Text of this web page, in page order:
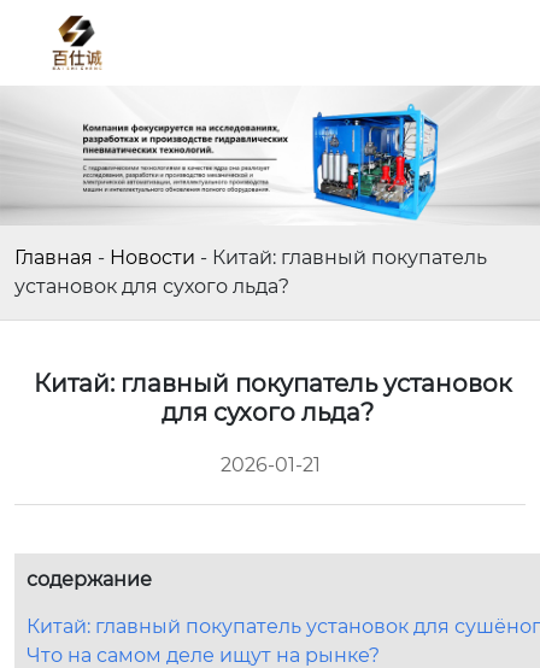
Главная - Новости - Китай: главный покупатель
установок для сухого льда?
Китай: главный покупатель установок
для сухого льда?
2026-01-21
содержание
Китай: главный покупатель установок для
Что на самом деле ищут на рынке?